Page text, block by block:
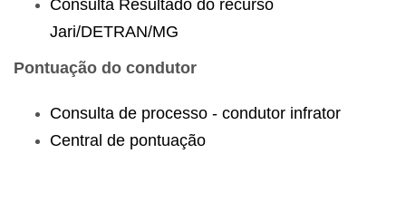
Consulta Resultado do recurso
Jari/DETRAN/MG
Pontuação do condutor
Consulta de processo - condutor infrator
Central de pontuação